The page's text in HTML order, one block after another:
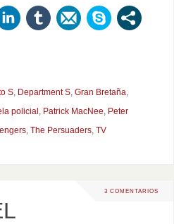
S, Department S, Gran Bretaña,
policial , Patrick MacNee, Peter
, The Persuaders, TV
3 COMENTARIOS